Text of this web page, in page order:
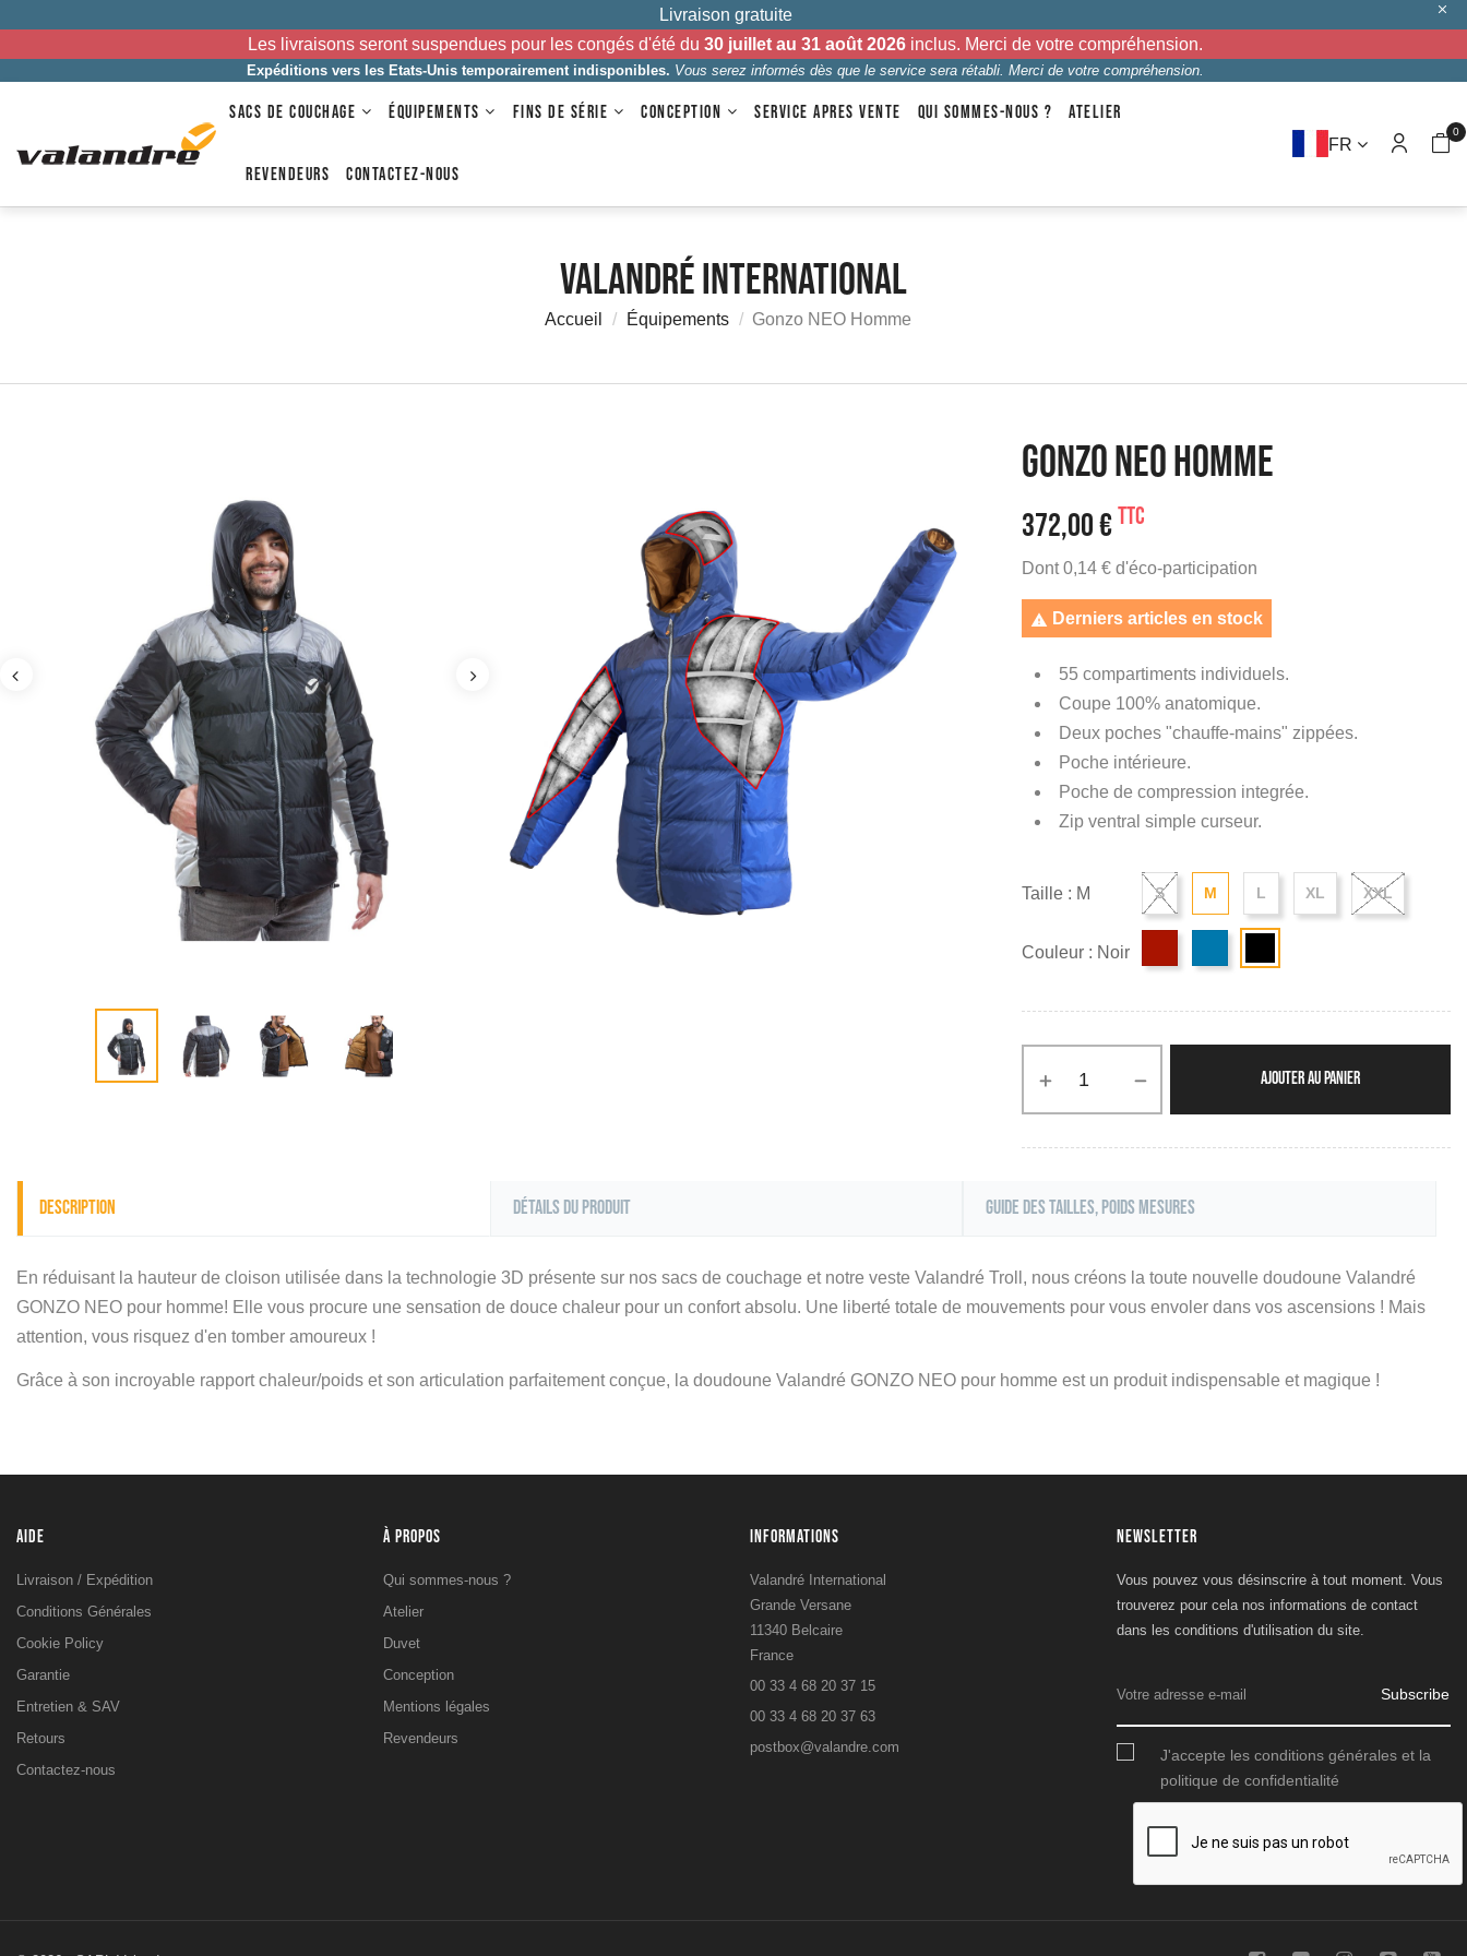
Livraison gratuite
Les livraisons seront suspendues pour les congés d'été du 30 juillet au 31 août 2026 inclus. Merci de votre compréhension.
Expéditions vers les Etats-Unis temporairement indisponibles. Vous serez informés dès que le service sera rétabli. Merci de votre compréhension.
SACS DE COUCHAGE ÉQUIPEMENTS FINS DE SÉRIE CONCEPTION SERVICE APRES VENTE QUI SOMMES-NOUS ? ATELIER
REVENDEURS CONTACTEZ-NOUS
FR
0
Valandré International
Accueil Équipements Gonzo NEO Homme
GONZO NEO HOMME
372,00 €TTC
Dont 0,14 € d'éco-participation
 Derniers articles en stock
55 compartiments individuels.
Coupe 100% anatomique.
Deux poches "chauffe-mains" zippées.
Poche intérieure.
Poche de compression integrée.
Zip ventral simple curseur.
Taille : M S M L XL XXL
Couleur : Noir
AJOUTER AU PANIER
Description Détails du produit Guide des tailles, poids mesures
En réduisant la hauteur de cloison utilisée dans la technologie 3D présente sur nos sacs de couchage et notre veste Valandré Troll, nous créons la toute nouvelle doudoune Valandré
GONZO NEO pour homme! Elle vous procure une sensation de douce chaleur pour un confort absolu. Une liberté totale de mouvements pour vous envoler dans vos ascensions ! Mais
attention, vous risquez d'en tomber amoureux !
Grâce à son incroyable rapport chaleur/poids et son articulation parfaitement conçue, la doudoune Valandré GONZO NEO pour homme est un produit indispensable et magique !
AIDE
Livraison / Expédition
Conditions Générales
Cookie Policy
Garantie
Entretien & SAV
Retours
Contactez-nous
À PROPOS
Qui sommes-nous ?
Atelier
Duvet
Conception
Mentions légales
Revendeurs
INFORMATIONS
Valandré International
Grande Versane
11340 Belcaire
France
00 33 4 68 20 37 15
00 33 4 68 20 37 63
postbox@valandre.com
NEWSLETTER
Vous pouvez vous désinscrire à tout moment. Vous
trouverez pour cela nos informations de contact
dans les conditions d'utilisation du site.
Subscribe
J'accepte les conditions générales et la
politique de confidentialité